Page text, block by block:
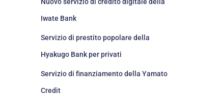
Iwate Bank
Servizio di prestito popolare della
Hyakugo Bank per privati
Servizio di finanziamento della Yamato
Credit